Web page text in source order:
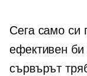
Сега само си
ефективен би
сървърът